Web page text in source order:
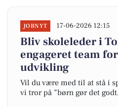
JOBNYT 17-06-2026 12:15
Bliv skoleleder i
engageret team
udvikling
Vil du være med til at stå i
vi tror på ”børn gør det